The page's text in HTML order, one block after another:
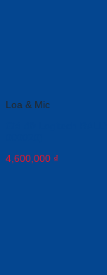
Loa & Mic
4,600,000 ₫